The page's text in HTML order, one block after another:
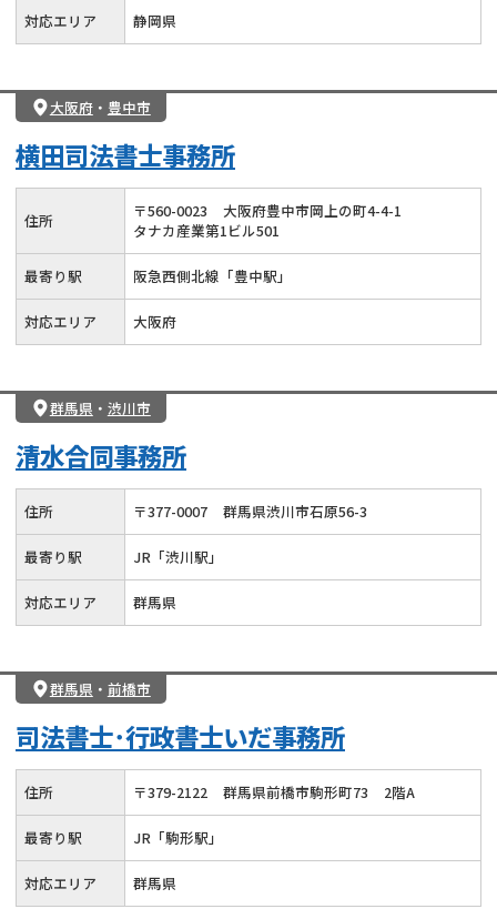
対応エリア 静岡県
大阪府・ 豊中市
横田司法書士事務所
住所 〒560-0023
大阪府豊中市岡上の町4-4-1
タナカ産業第1ビル501
最寄り駅 阪急西側北線「豊中駅」
対応エリア 大阪府
群馬県 ・ 渋川市
清水合同事務所
住所 〒377-0007 群馬県渋川市石原56-3
最寄り駅 JR「渋川駅」
対応エリア 群馬県
群馬県 ・ 前橋市
司法書士･行政書士いだ事務所
住所 〒379-2122 群馬県前橋市駒形町73 2階A
最寄り駅 JR「駒形駅」
対応エリア 群馬県